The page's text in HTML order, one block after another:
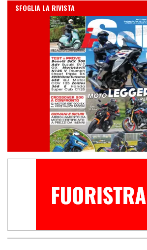
IN EDICOLA
SFOGLIA LA RIVISTA